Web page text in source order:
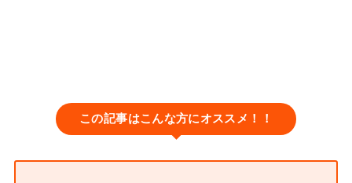
この記事はこんな方にオススメ！！